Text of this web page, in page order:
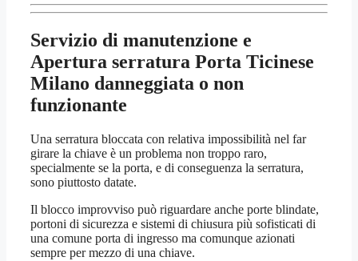
Servizio di manutenzione e
Apertura serratura Porta Ticinese
Milano danneggiata o non
funzionante
Una serratura bloccata con relativa impossibilità nel far
girare la chiave è un problema non troppo raro,
specialmente se la porta, e di conseguenza la serratura,
sono piuttosto datate.
Il blocco improvviso può riguardare anche porte blindate,
portoni di sicurezza e sistemi di chiusura più sofisticati di
una comune porta di ingresso ma comunque azionati
sempre per mezzo di una chiave.